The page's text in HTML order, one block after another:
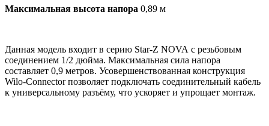
Максимальная высота напора 0,89 м
Данная модель входит в серию Star-Z NOVA с резьбовым
соединением 1/2 дюйма. Максимальная сила напора
составляет 0,9 метров. Усовершенствованная конструкция
Wilo-Connector позволяет подключать соединительный кабель
к универсальному разъёму, что ускоряет и упрощает монтаж.